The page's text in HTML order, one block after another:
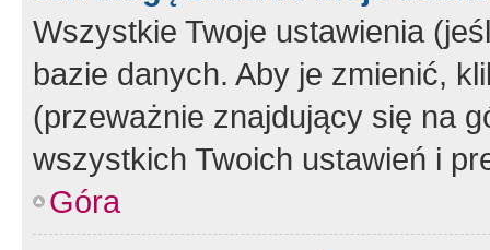
Wszystkie Twoje ustawienia
bazie danych. Aby je zmienić,
(przeważnie znajdujący się na
wszystkich Twoich ustawień i
Góra